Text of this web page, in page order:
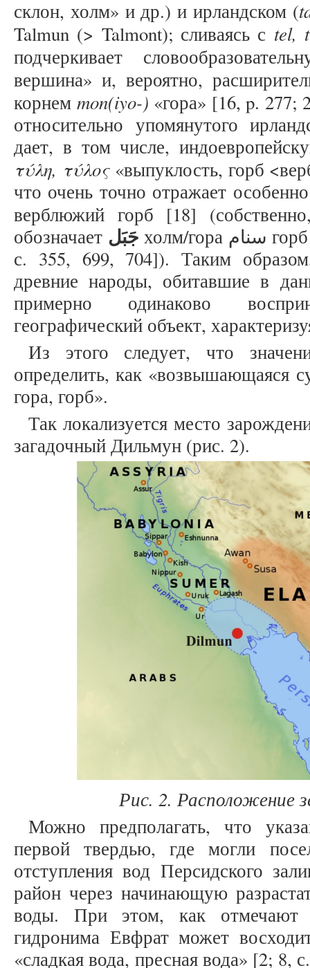
склон, холм» и др.) и ирландском (
Talmun (> Talmont); сливаясь с tel,
подчеркивает
вершина» и, вероятно,
корнем mon(iyo-) «гора» [16, p.
относительно упомянутого
дает, в том числе,
τύλη, τύλος«выпуклость, горб
что очень точно отражает
верблюжий горб [18]
обозначает جَبَل холм/гора سنام горб верблюда, центр земли» [19,
с. 355, 699, 704]). Таким
древние народы, обитавшие в
примерно одинаково
географический объект,
Из этого следует, что
определить, как «возвышающаяся
гора, горб».
Так локализуется место
загадочный Дильмун (рис. 2).
Рис. 2. Расположение
Можно предполагать, что
первой твердью, где могли
отступления вод Персидского
район через начинающую
воды. При этом, как отмечают
гидронима Евфрат может
«сладкая вода, пресная вода» [2; 8,